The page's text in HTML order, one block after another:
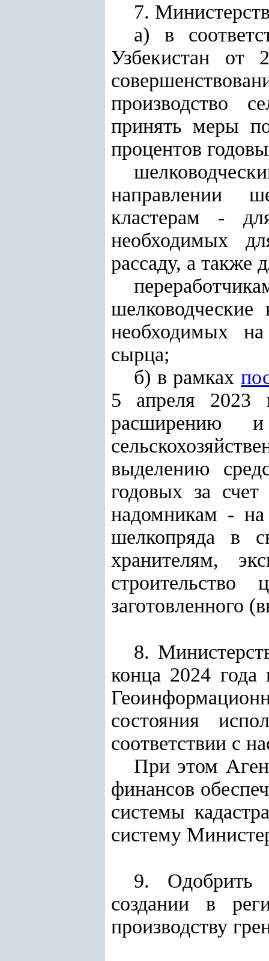
7.
а) в
Узбекистан
производство
принять меры
процентов
направлении
кластерам -
необходимых
рассаду, а также
необходимых
сырца;
б) в рамках
5 апреля 2023
расширению и
выделению
годовых за
надомникам - на
шелкопряда в
хранителям,
заготовленного
8.
конца 2024 года
состояния
соответствии с
При этом
финансов
системы
систему
9. Одобрить
создании в
производству